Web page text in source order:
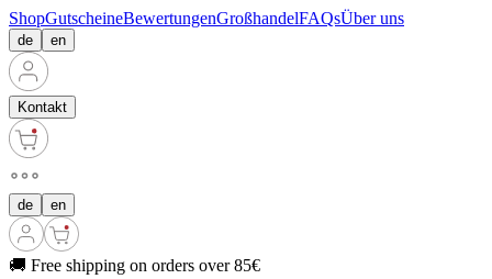
ShopGutscheineBewertungenGroßhandelFAQsÜber uns
de en
Kontakt
de en
🚚 Free shipping on orders over 85€